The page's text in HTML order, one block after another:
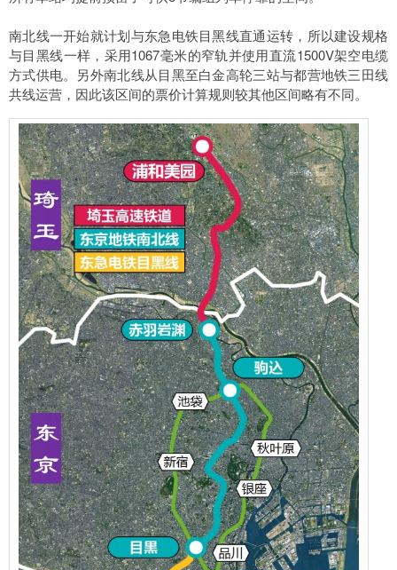
南北线一开始就计划与东急电铁目黑线直通运转，所以建设规格
与目黑线一样，采用1067毫米的窄轨并使用直流1500V架空电缆
方式供电。另外南北线从目黑至白金高轮三站与都营地铁三田线
共线运营，因此该区间的票价计算规则较其他区间略有不同。